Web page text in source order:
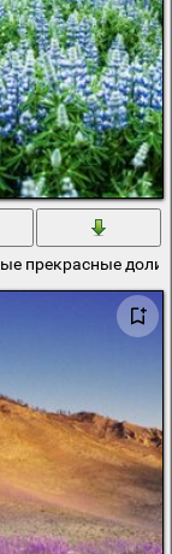
Поле цветов
прекрасные